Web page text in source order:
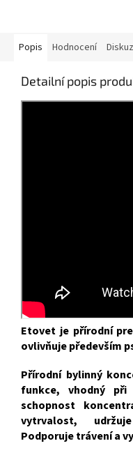
Popis Hodnocení
Detailní popis
Etovet je přírodní
ovlivňuje především
Přírodní bylinný
funkce, vhodný při
schopnost
vytrvalost,
Podporuje trávení a